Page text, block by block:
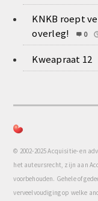
KNKB roept
overleg!
0
Kweapraat 12
© 2002-2025 Acquisitie- en
het auteursrecht, zijn aan
voorbehouden. Gehele of
verveelvoudiging op welke